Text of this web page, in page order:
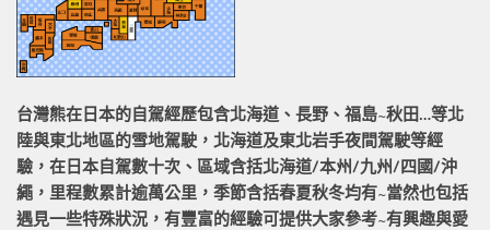
台灣熊在日本的自駕經歷包含北海道、長野、福島~秋田…等北
陸與東北地區的雪地駕駛 ，北海道及東北岩手夜間駕駛等經
驗，在日本自駕數十次、區域含括北海道/本州/九州/四國/沖
繩， 里程數累計逾萬公里 ，季節含括春夏秋冬均有~當然也包括
遇見一些特殊狀況，有豐富的經驗可提供大家參考~有興趣與愛